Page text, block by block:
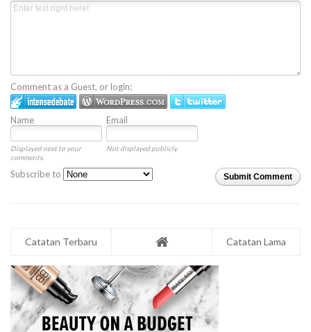
Comment as a Guest, or login:
Name Email
Displayed next to your
comments.
Not displayed publicly.
Submit Comment
Subscribe to
Catatan Terbaru Catatan Lama